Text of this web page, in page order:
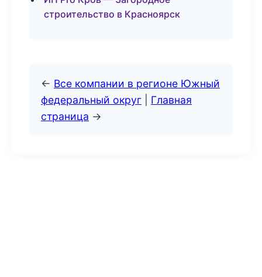
строительство в Красноярск
← Все компании в регионе Южный
федеральный округ
Главная
страница →